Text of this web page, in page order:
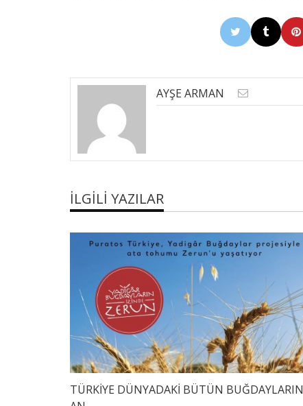
AYŞE ARMAN
İLGILI YAZILAR
TÜRKİYE DÜNYADAKİ BÜTÜN BUĞDAYLARIN